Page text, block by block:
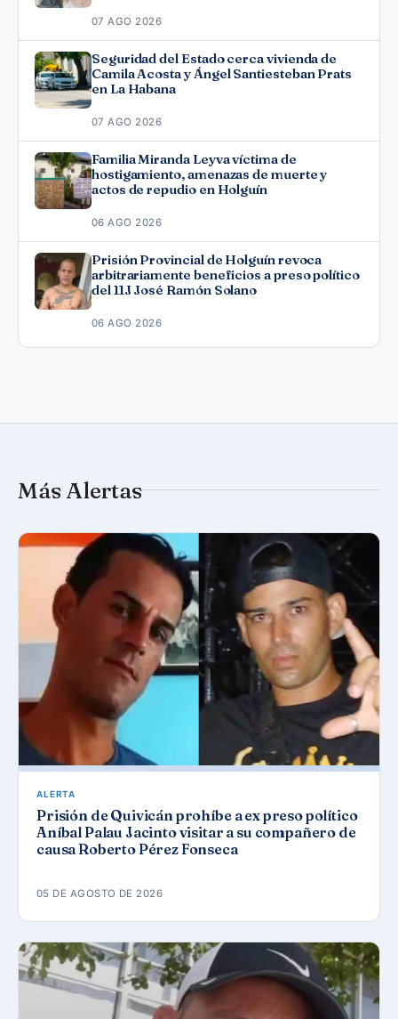
07 AGO 2026
Seguridad del Estado cerca vivienda de
Camila Acosta y Ángel Santiesteban Prats
en La Habana
07 AGO 2026
Familia Miranda Leyva víctima de
hostigamiento, amenazas de muerte y
actos de repudio en Holguín
06 AGO 2026
Prisión Provincial de Holguín revoca
arbitrariamente beneficios a preso político
del 11J José Ramón Solano
06 AGO 2026
Más Alertas
ALERTA
Prisión de Quivicán prohíbe a ex preso político
Aníbal Palau Jacinto visitar a su compañero de
causa Roberto Pérez Fonseca
05 DE AGOSTO DE 2026